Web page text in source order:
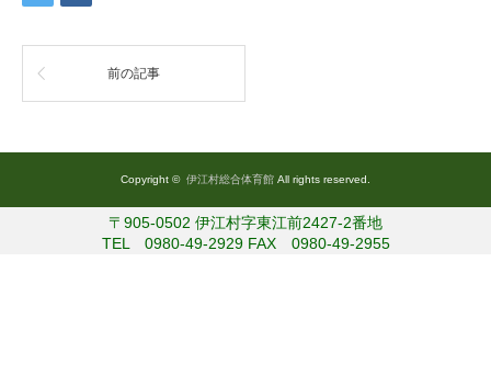
前の記事
Copyright © 伊江村総合体育館 All rights reserved.
〒905-0502 伊江村字東江前2427-2番地
TEL 0980-49-2929 FAX 0980-49-2955